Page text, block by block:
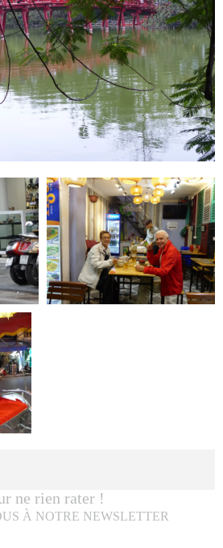
ne rien rater !
À NOTRE NEWSLETTER